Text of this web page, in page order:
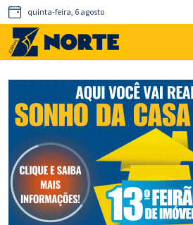
quinta-feira, 6 agosto